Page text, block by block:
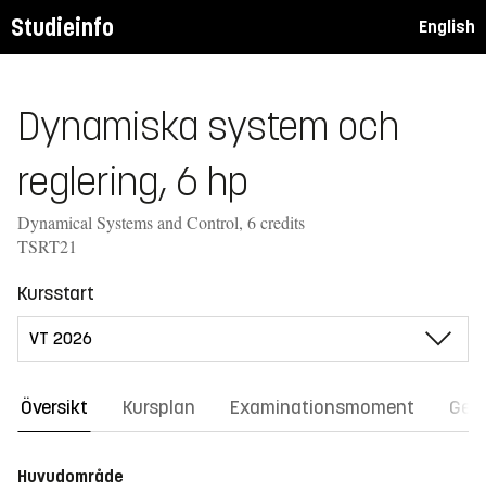
Studieinfo English
Dynamiska system och
reglering, 6 hp
Dynamical Systems and Control, 6 credits
TSRT21
Kursstart
Översikt Kursplan Examinationsmoment
Huvudområde